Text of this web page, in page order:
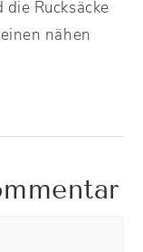
Rucksäcke
nähen